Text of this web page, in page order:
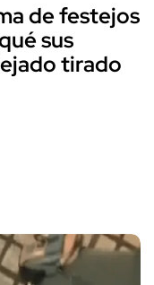
de festejos
sus
tirado